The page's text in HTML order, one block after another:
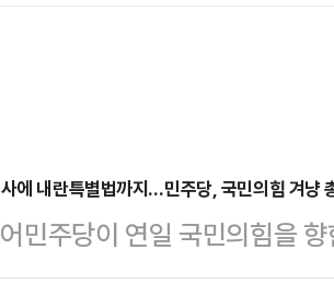
에 내란특별법까지…민주당, 국민의힘 겨냥
민주당이 연일 국민의힘을
힘 윤상현 의원에 이어 임종